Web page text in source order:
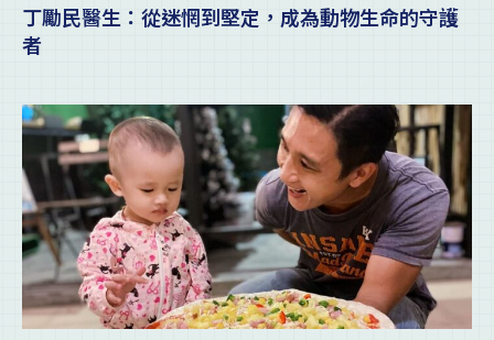
丁勵民醫生：從迷惘到堅定，成為動物生命的守護
者